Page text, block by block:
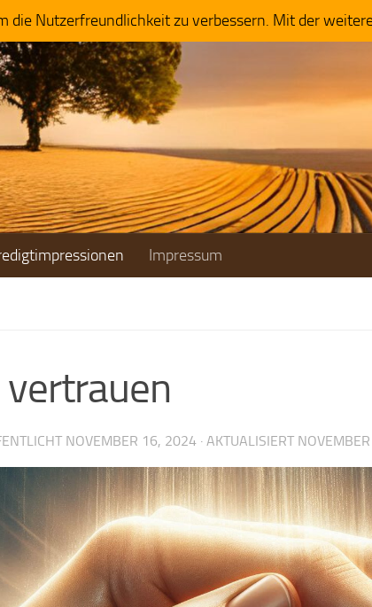
Impressum
NOVEMBER 16, 2024 · AKTUALISIERT
die Nutzerfreundlichkeit zu verbessern. Mit der